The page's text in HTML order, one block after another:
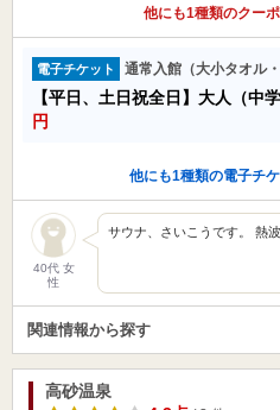
他にも1種類のクー
電子チケット 通常入館（大小タオル
【平日、土日祝全日】大人（中
円
他にも1種類の電子チ
40代 女
性
サウナ、さいこうです。 熱
関連情報から探す
高砂温泉